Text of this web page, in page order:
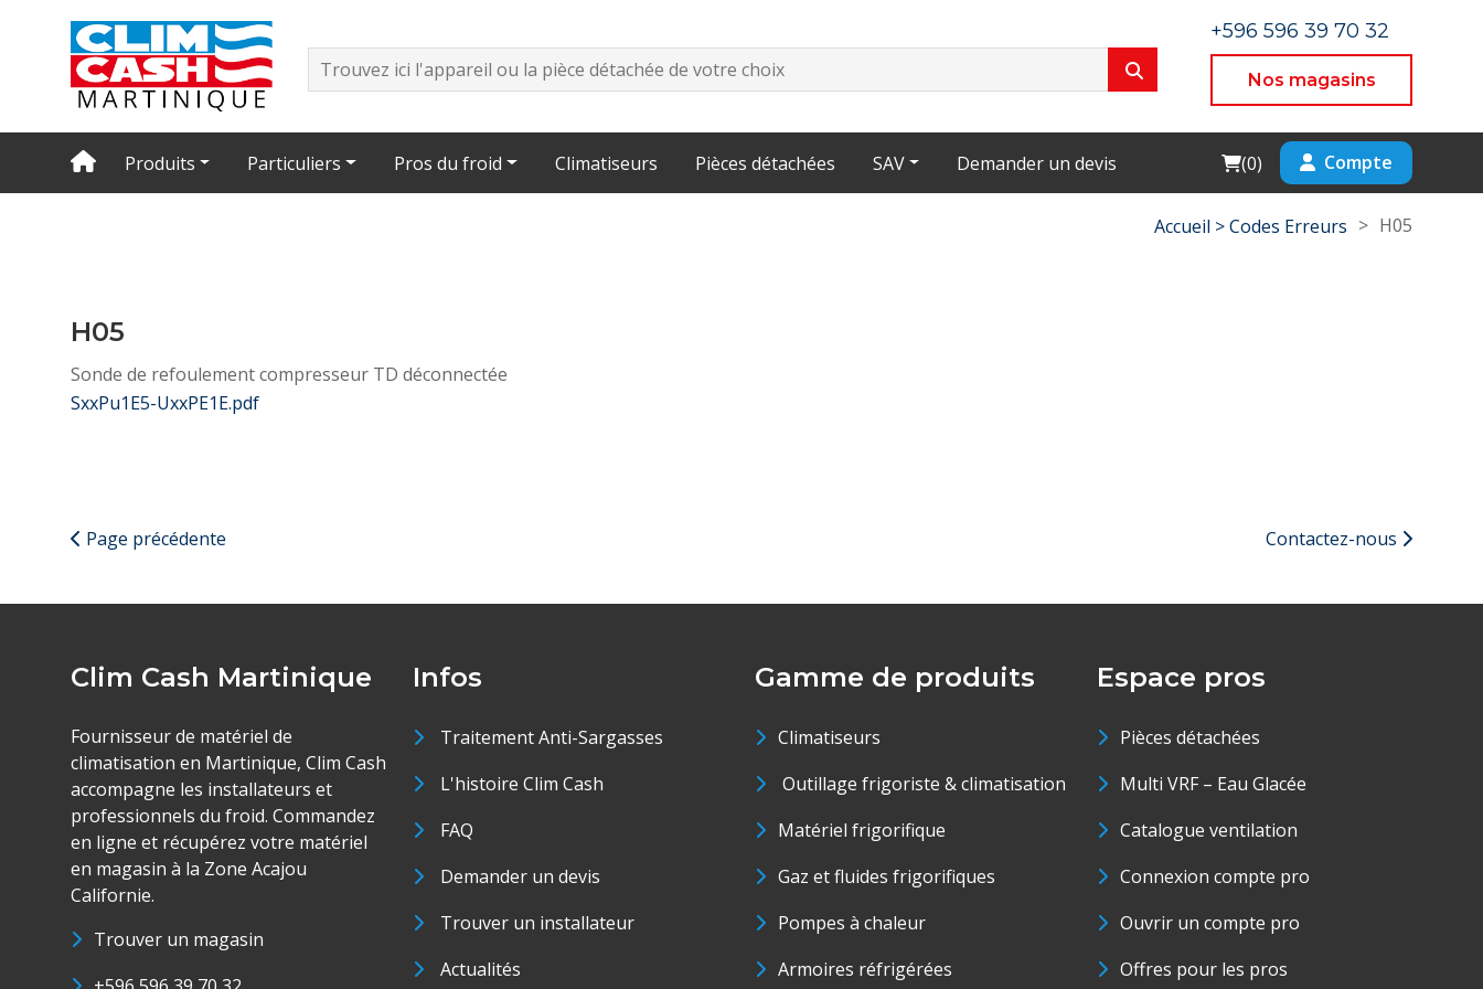
+596 596 39 70 32
Nos magasins
Produits Particuliers Pros du froid Climatiseurs Pièces détachées SAV Demander un devis Cart
(0) Compte
Accueil >Codes Erreurs > H05
H05
Sonde de refoulement compresseur TD déconnectée
SxxPu1E5-UxxPE1E.pdf
Page précédente Contactez-nous
Clim Cash Martinique
Fournisseur de matériel de
climatisation en Martinique, Clim Cash
accompagne les installateurs et
professionnels du froid. Commandez
en ligne et récupérez votre matériel
en magasin à la Zone Acajou
Californie.
Trouver un magasin
Infos
Traitement Anti-Sargasses
L'histoire Clim Cash
FAQ
Demander un devis
Trouver un installateur
Actualités
Gamme de produits
Climatiseurs
Outillage frigoriste & climatisation
Matériel frigorifique
Gaz et fluides frigorifiques
Pompes à chaleur
Armoires réfrigérées
Espace pros
Pièces détachées
Multi VRF – Eau Glacée
Catalogue ventilation
Connexion compte pro
Ouvrir un compte pro
Offres pour les pros